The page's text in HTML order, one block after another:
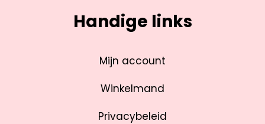
Handige links
Mijn account
Winkelmand
Privacybeleid